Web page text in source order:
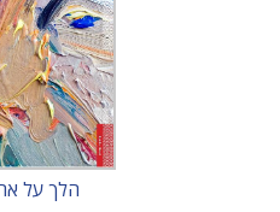
הלך על